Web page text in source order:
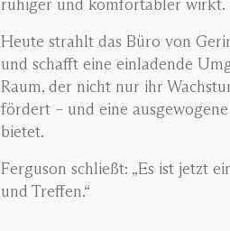
ruhiger und komfortabler wirkt.
Heute strahlt das Büro von
und schafft eine einladende
Raum, der nicht nur ihr
fördert – und eine
bietet.
Ferguson schließt: „Es ist jetzt
und Treffen.“